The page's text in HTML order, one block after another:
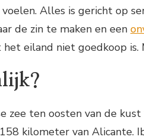
Alles is gericht op
de zin te maken en een
eiland niet goedkoop
zee ten oosten van de
kilometer van Alicante.